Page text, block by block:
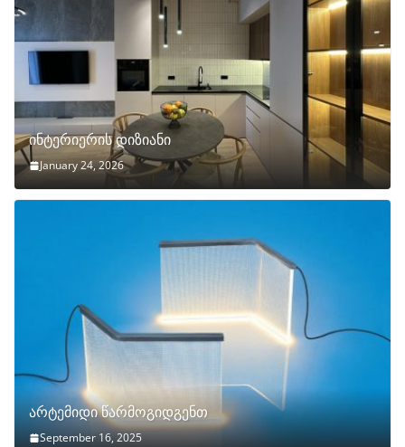
ინტერიერის დიზიანი
January 24, 2026
არტემიდი წარმოგიდგენთ
September 16, 2025